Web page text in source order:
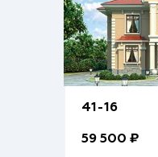
41-16
59 500 ₽